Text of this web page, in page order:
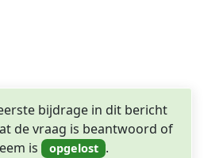
bijdrage in dit bericht
de vraag is beantwoord of
is
.